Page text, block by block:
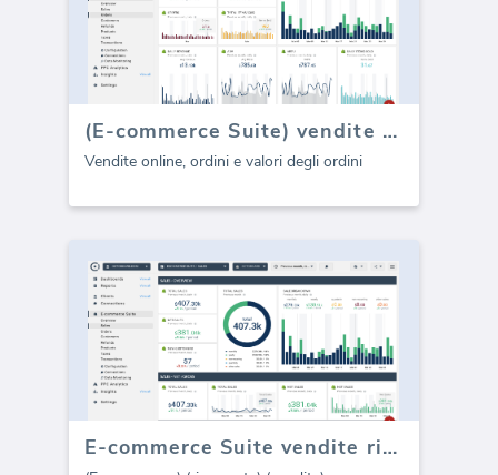
(E-commerce Suite) vendite e ordini
Vendite online, ordini e valori degli ordini
E-commerce Suite vendite ricorrenti